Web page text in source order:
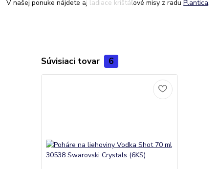
V našej ponuke nájdete aj ladiace krištáľové misy z raduPlantica.
Súvisiaci tovar 6